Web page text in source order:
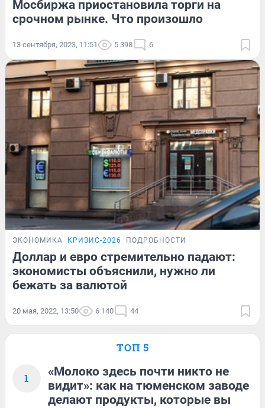
Мосбиржа приостановила торги на
срочном рынке. Что произошло
13 сентября, 2023, 11:51 5 398 6
ЭКОНОМИКА КРИЗИС-2026 ПОДРОБНОСТИ
Доллар и евро стремительно падают:
экономисты объяснили, нужно ли
бежать за валютой
20 мая, 2022, 13:50 6 140 44
ТОП 5
1
«Молоко здесь почти никто не
видит»: как на тюменском заводе
делают продукты, которые вы